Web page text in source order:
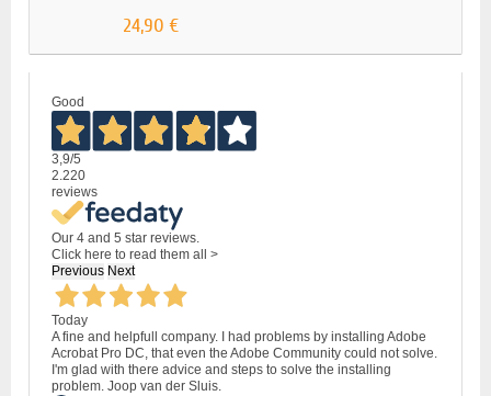
24,90 €
Good
3,9/5
2.220
reviews
Our 4 and 5 star reviews.
Click here to read them all >
Previous Next
Today
A fine and helpfull company. I had problems by installing Adobe
Acrobat Pro DC, that even the Adobe Community could not solve.
I'm glad with there advice and steps to solve the installing
problem. Joop van der Sluis.